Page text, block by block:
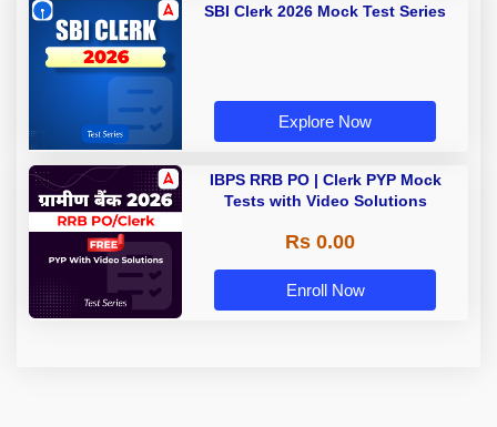
SBI Clerk 2026 Mock Test Series
Explore Now
IBPS RRB PO | Clerk PYP Mock
Tests with Video Solutions
Rs 0.00
Enroll Now